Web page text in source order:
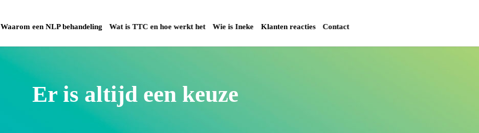
Waarom een NLP behandeling Wat is TTC en hoe werkt het Wie is Ineke Klanten reacties Contact
Er is altijd een keuze